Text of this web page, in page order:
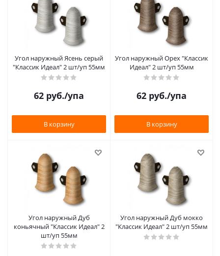
Угол наружный Ясень серый
"Классик Идеал" 2 шт/уп 55мм
62 руб./упа
В корзину
Угол наружный Орех "Классик
Идеал" 2 шт/уп 55мм
62 руб./упа
В корзину
Угол наружный Дуб
коньячный "Классик Идеал" 2
шт/уп 55мм
Угол наружный Дуб мокко
"Классик Идеал" 2 шт/уп 55мм